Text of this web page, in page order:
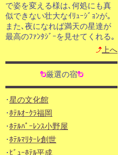
で姿を変える様は､何処にも真
似できない壮大なｲﾘｭｰｼﾞｮﾝが｡
また､夜になれば満天の星達が
最高のﾌｧﾝﾀｼﾞｰを見せてくれる｡
上へ
厳選の宿
･星の文化館
･ﾎﾃﾙｵｰｸﾗ福岡
･ﾎﾃﾙﾊﾟｰﾚﾝｽ小野屋
･ﾎﾃﾙﾏﾘﾀｰﾚ創世
･ ﾋﾞｭｰﾎﾃﾙ平成